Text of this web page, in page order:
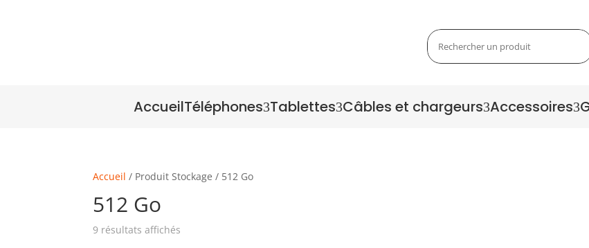
AccueilTéléphones3Tablettes3Câbles et chargeurs3Accessoires3
Accueil / Produit Stockage / 512 Go
512 Go
9 résultats affichés